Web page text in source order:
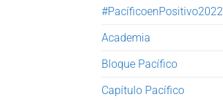
#PacíficoenPositivo2022
Academia
Bloque Pacífico
Capítulo Pacífico